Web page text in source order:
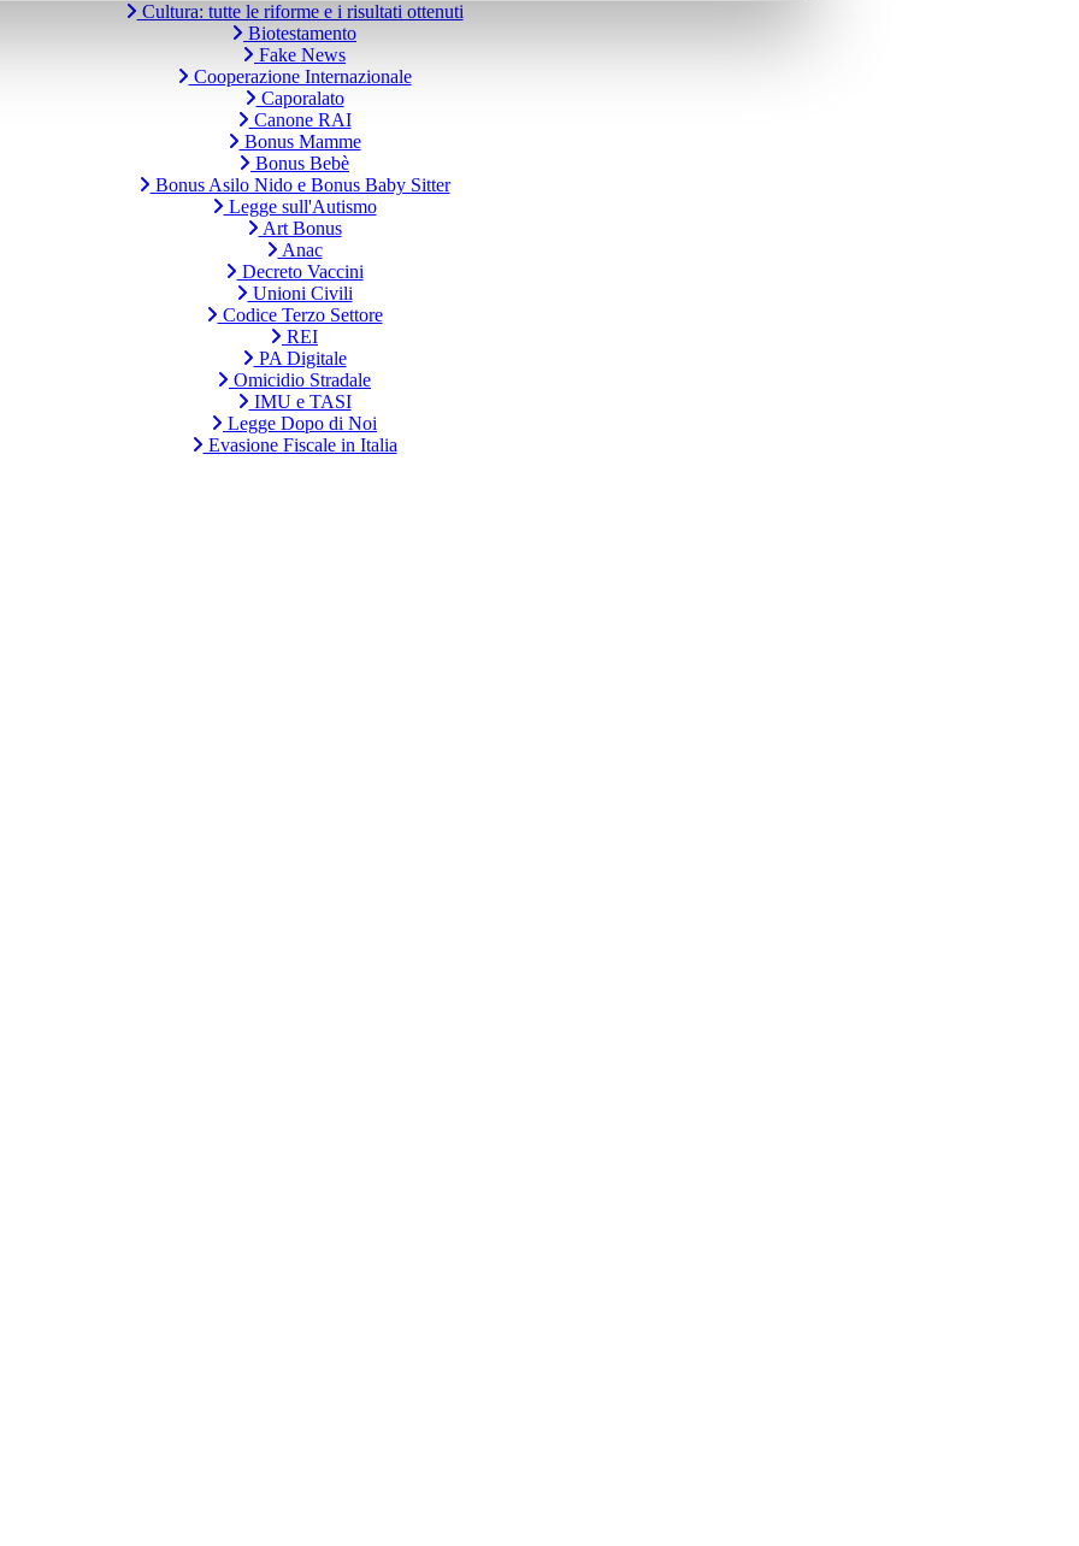
Cultura: tutte le riforme e i risultati ottenuti
Biotestamento
Fake News
Cooperazione Internazionale
Caporalato
Canone RAI
Bonus Mamme
Bonus Bebè
Bonus Asilo Nido e Bonus Baby Sitter
Legge sull'Autismo
Art Bonus
Anac
Decreto Vaccini
Unioni Civili
Codice Terzo Settore
REI
PA Digitale
Omicidio Stradale
IMU e TASI
Legge Dopo di Noi
Evasione Fiscale in Italia